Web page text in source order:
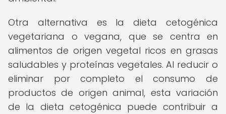
Otra alternativa es la dieta cetogénica
vegetariana o vegana, que se centra en
alimentos de origen vegetal ricos en grasas
saludables y proteínas vegetales. Al reducir o
eliminar por completo el consumo de
productos de origen animal, esta variación
de la dieta cetogénica puede contribuir a